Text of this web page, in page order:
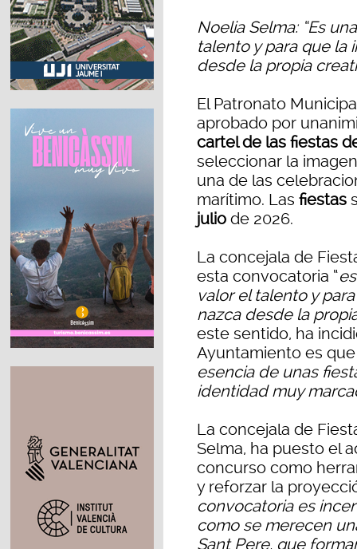
Noelia Selma: “Es
talento y para que la
desde la propia
El Patronato
aprobado por
cartel de las fiestas
seleccionar la
una de las
marítimo. Las fiestas
julio de 2026.
La concejala de
esta convocatoria “
valor el talento y
nazca desde la
este sentido, ha
Ayuntamiento es que
esencia de unas
identidad muy
La concejala de
Selma, ha puesto el
concurso como
y reforzar la
convocatoria es
como se merecen
Sant Pere, que